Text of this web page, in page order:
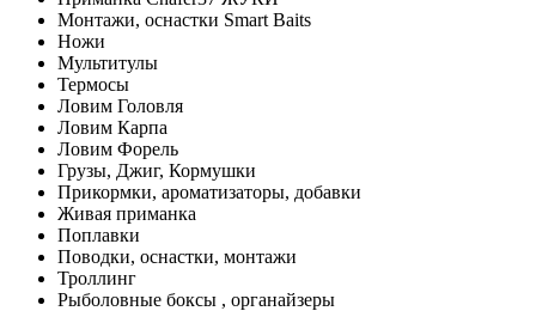
Монтажи, оснастки Smart Baits
Ножи
Мультитулы
Термосы
Ловим Головля
Ловим Карпа
Ловим Форель
Грузы, Джиг, Кормушки
Прикормки, ароматизаторы, добавки
Живая приманка
Поплавки
Поводки, оснастки, монтажи
Троллинг
Рыболовные боксы , органайзеры